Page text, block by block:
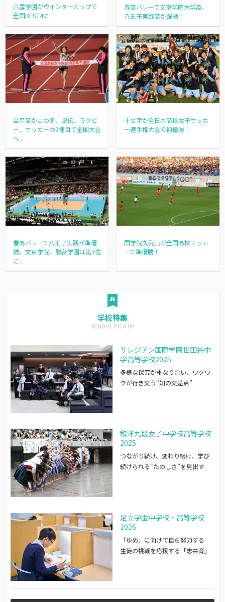
八雲学園がウインターカップで
全国BEST4に！
春高バレーで文京学院大学高、
八王子実践高が躍動！
昌平高がこの冬、駅伝、ラグビ
ー、サッカーの3種目で全国大会
へ...
十文字が全日本高校女子サッカ
ー選手権大会で初優勝！
春高バレーで八王子実践が準優
勝。文京学院、駿台学園は第3位
に...
国学院久我山が全国高校サッカ
ーで準優勝！
学校特集
サレジアン国際学園世田谷中
学高等学校2025
多様な探究が重なり合い、ワクワ
クが行き交う“知の交差点”
和洋九段女子中学校高等学校
2025
つながり続け、変わり続け、学び
続けられる“たのしさ”を見出す
足立学園中学校・高等学校
2026
「ゆめ」に向けて自ら努力する
生徒の挑戦を応援する「志共育」